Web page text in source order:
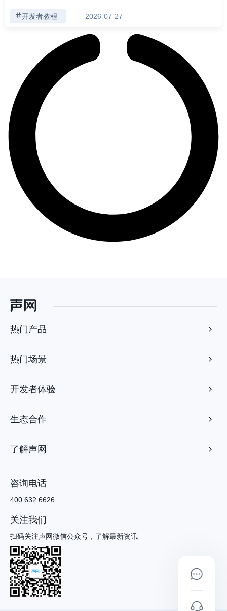
开发者教程 2026-07-27
热门产品
热门场景
开发者体验
生态合作
了解声网
咨询电话
400 632 6626
关注我们
扫码关注声网微信公众号，了解最新资讯